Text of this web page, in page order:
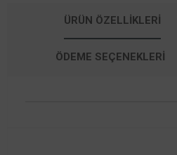
ÜRÜN ÖZELLIKLERI
ÖDEME SEÇENEKLERI